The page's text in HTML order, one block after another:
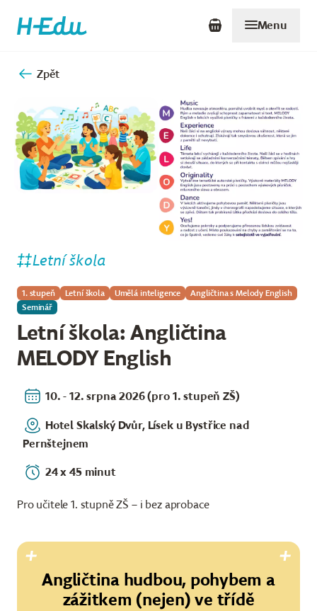
Menu
Zpět
Letní škola
1. stupeň Letní škola Umělá inteligence
Angličtina s Melody English
Seminář
Letní škola: Angličtina
MELODY English
10. - 12. srpna 2026 (pro 1. stupeň ZŠ)
Hotel Skalský Dvůr, Lísek u Bystřice nad
Pernštejnem
24 x 45 minut
Pro učitele 1. stupně ZŠ – i bez aprobace
Angličtina hudbou, pohybem a
zážitkem (nejen) ve třídě